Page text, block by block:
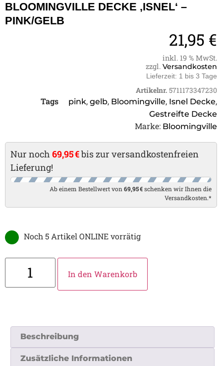
BLOOMINGVILLE DECKE ‚ISNEL‘ –
PINK/GELB
21,95 €
inkl. 19 % MwSt.
zzgl. Versandkosten
Lieferzeit: 1 bis 3 Tage
Artikelnr. 5711173347230
Tags pink, gelb, Bloomingville, Isnel Decke,
Gestreifte Decke
Marke: Bloomingville
Nur noch 69,95 €bis zur versandkostenfreien
Lieferung!
Ab einem Bestellwert von 69,95 €schenken wir Ihnen die
Versandkosten.*
Noch 5 Artikel ONLINE vorrätig
In den Warenkorb
Beschreibung
Zusätzliche Informationen